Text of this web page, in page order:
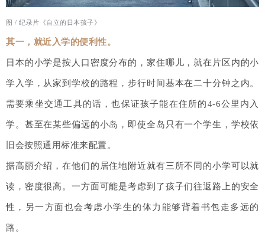
图 /纪录片《自立的日本孩子》
其一，就近入学的便利性。
日本的小学是按人口密度分布的，家住哪儿，就在片区内的小
学入学，从家到学校的路程，步行时间基本在二十分钟之内。
需要乘坐交通工具的话，也保证孩子能在住所的4-6公里内入
学。甚至在某些偏远的小岛，即使全岛只有一个学生，学校依
旧会按照通用标准来配置。
据高丽介绍，在他们的居住地附近就有三所不同的小学可以就
读，密度很高。一方面可能是考虑到了孩子们往返路上的安全
性，另一方面也会考虑小学生的体力能够背着书包走多远的
路。